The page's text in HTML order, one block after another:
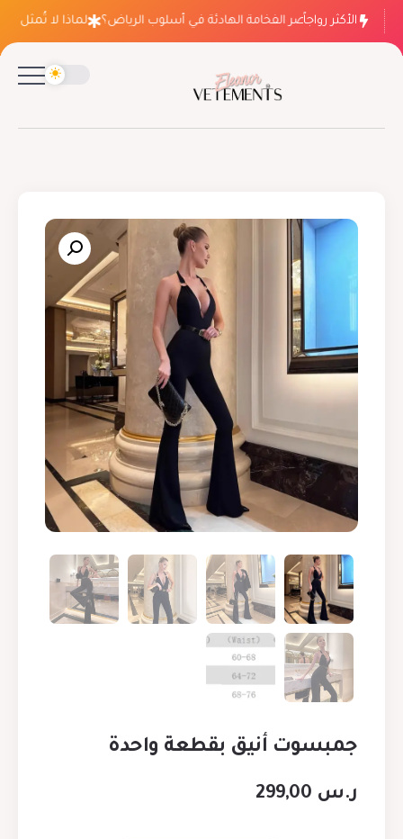
الأكثر رواجاً
لماذا ينتصر الفخامة الهادئة في أسلوب الرياض؟ لماذا لا تُمثل
جمبسوت أنيق بقطعة واحدة
ر.س